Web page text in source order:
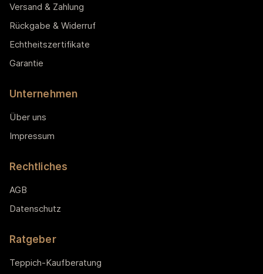
Versand & Zahlung
Rückgabe & Widerruf
Echtheitszertifikate
Garantie
Unternehmen
Über uns
Impressum
Rechtliches
AGB
Datenschutz
Ratgeber
Teppich-Kaufberatung